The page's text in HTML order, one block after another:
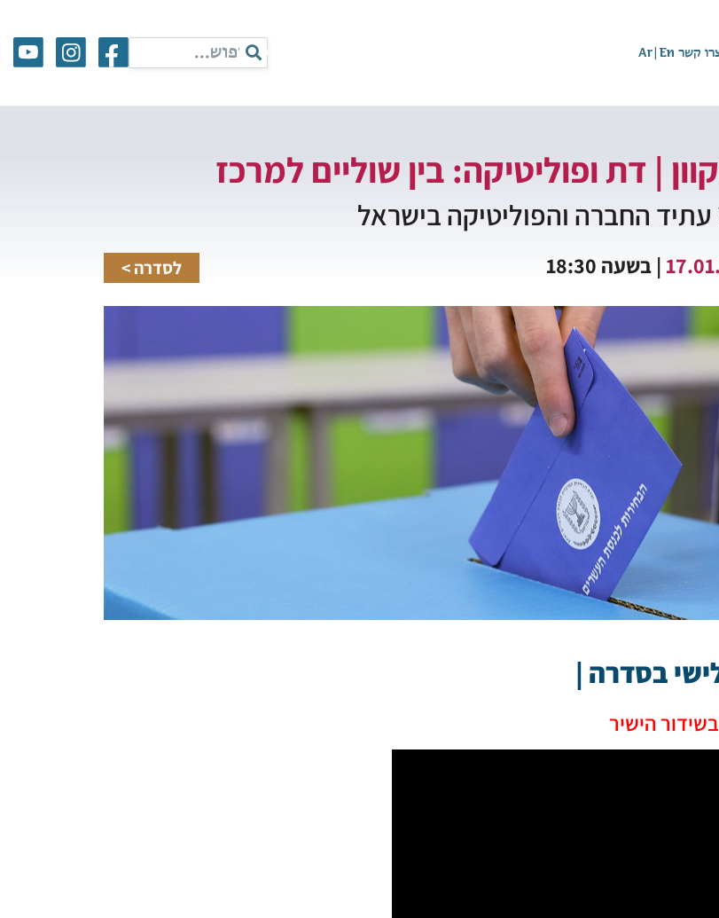
קשר En
|
Ar
| דת ופוליטיקה: בין שוליים למרכז
עתיד החברה והפוליטיקה בישראל
לסדרה > | בשעה 18:30
בסדרה |
הישיר